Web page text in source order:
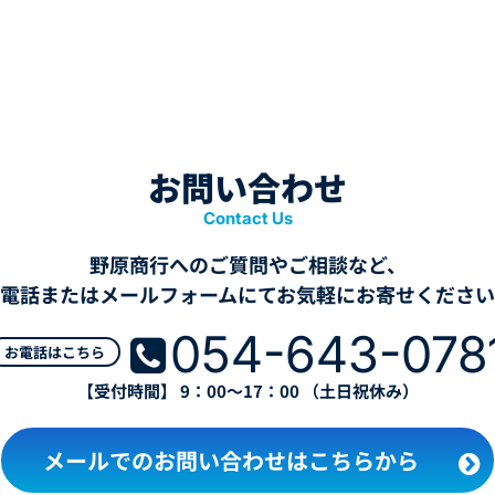
お問い合わせ
Contact Us
野原商行へのご質問やご相談など、
話またはメールフォームにてお気軽にお寄せくださ
お電話はこちら 054-643-
【受付時間】 9：00～17：00 （土日祝休み）
メールでのお問い合わせはこちらから